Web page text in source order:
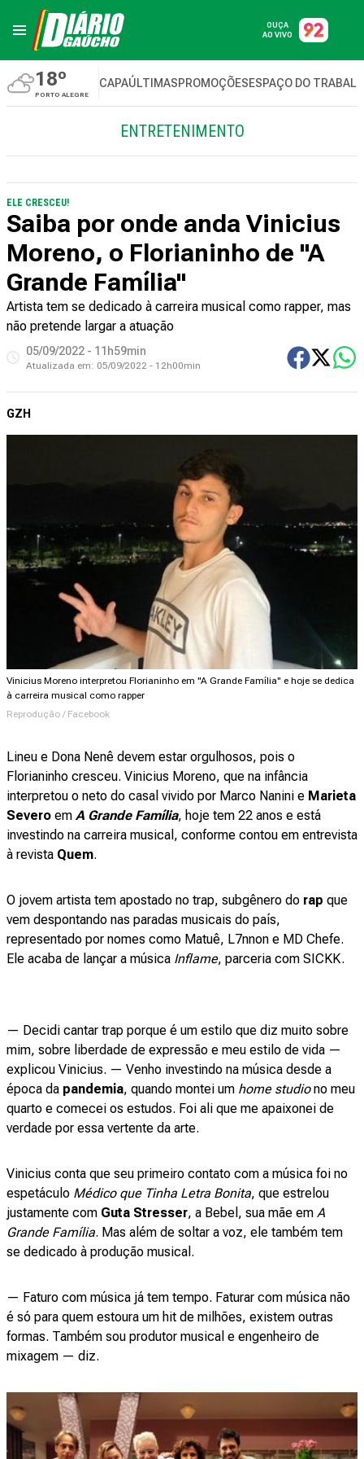
OUÇA
AO VIVO
18º
PORTO ALEGRE
CAPAÚLTIMASPROMOÇÕESESPAÇO DO
ENTRETENIMENTO
ELE CRESCEU!
Saiba por onde anda Vinicius
Moreno, o Florianinho de "A
Grande Família"
Artista tem se dedicado à carreira musical como rapper, mas
não pretende largar a atuação
05/09/2022 - 11h59min
Atualizada em: 05/09/2022 - 12h00min
GZH
Vinicius Moreno interpretou Florianinho em "A Grande Família" e hoje se dedica
à carreira musical como rapper
Reprodução / Facebook
Lineu e Dona Nenê devem estar orgulhosos, pois o
Florianinho cresceu. Vinicius Moreno, que na infância
interpretou o neto do casal vivido por Marco Nanini e Marieta
Severo em A Grande Família, hoje tem 22 anos e está
investindo na carreira musical, conforme contou em entrevista
à revista Quem.
O jovem artista tem apostado no trap, subgênero do rap que
vem despontando nas paradas musicais do país,
representado por nomes como Matuê, L7nnon e MD Chefe.
Ele acaba de lançar a música Inflame, parceria com SICKK.
— Decidi cantar trap porque é um estilo que diz muito sobre
mim, sobre liberdade de expressão e meu estilo de vida —
explicou Vinicius. — Venho investindo na música desde a
época da pandemia, quando montei um home studiono meu
quarto e comecei os estudos. Foi ali que me apaixonei de
verdade por essa vertente da arte.
Vinicius conta que seu primeiro contato com a música foi no
espetáculo Médico que Tinha Letra Bonita, que estrelou
justamente com Guta Stresser, a Bebel, sua mãe em A
Grande Família. Mas além de soltar a voz, ele também tem
se dedicado à produção musical.
— Faturo com música já tem tempo. Faturar com música não
é só para quem estoura um hit de milhões, existem outras
formas. Também sou produtor musical e engenheiro de
mixagem — diz.